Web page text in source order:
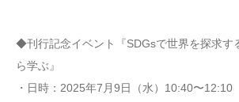
◆刊行記念イベント『SDGsで世界を探求す
ら学ぶ』
・日時：2025年7月9日（水）10:40〜12:10